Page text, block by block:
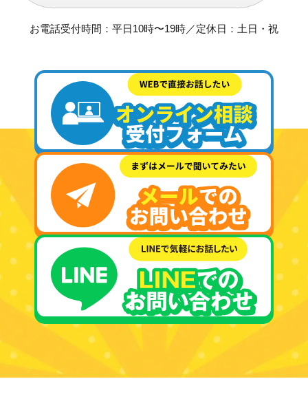
お電話受付時間：平日10時〜19時／定休日：土日・祝